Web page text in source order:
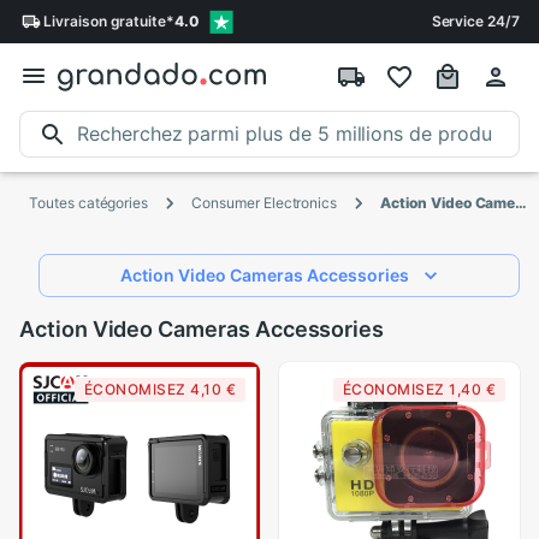
Livraison gratuite*4.0 Service 24/7
Toutes catégories Consumer Electronics Action Video Cameras Accessories
Action Video Cameras Accessories
Action Video Cameras Accessories
ÉCONOMISEZ 4,10 € ÉCONOMISEZ 1,40 €